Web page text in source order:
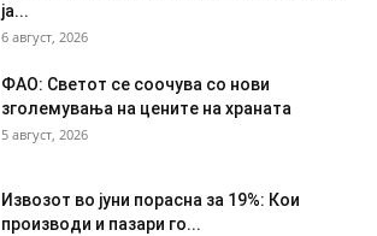
ја...
6 август, 2026
ФАО: Светот се соочува со нови
зголемувања на цените на храната
5 август, 2026
Извозот во јуни порасна за 19%: Кои
производи и пазари го...